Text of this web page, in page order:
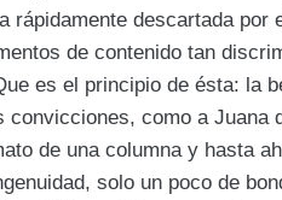
rápidamente descartada
de contenido tan
es el principio de ésta: la
convicciones, como a Juana
de una columna y hasta
solo un poco de